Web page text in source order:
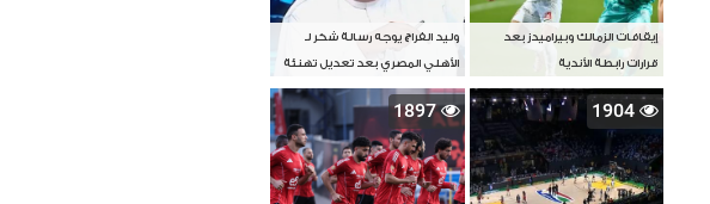
إيقافات الزمالك وبيراميدز بعد
قرارات رابطة الأندية
وليد الفراج يوجه رسالة شكر لـ
الأهلي المصري بعد تعديل تهنئة
بطل آسيا
1904
1897